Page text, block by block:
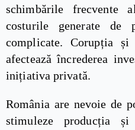
schimbările frecvente
costurile generate de
complicate. Corupția
afectează încrederea
inițiativa privată.
România are nevoie de
stimuleze producția